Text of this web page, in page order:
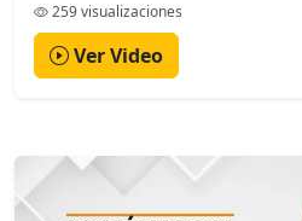
259 visualizaciones
Ver Video